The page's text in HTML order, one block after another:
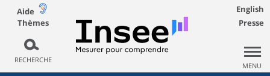
Aide
Thèmes
RECHERCHE
English
Presse
MENU